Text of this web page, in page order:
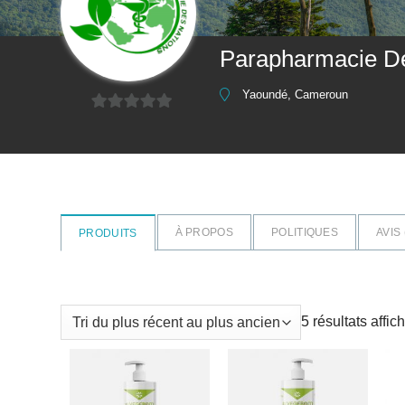
Parapharmacie
Yaoundé, Cameroun
PRODUITS À PROPOS POLITIQUES AVIS
5 résultats
AJOUTER
AJOUTER